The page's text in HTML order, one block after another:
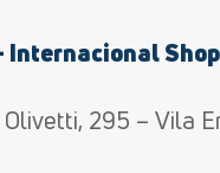
Internacional
295 – Vila